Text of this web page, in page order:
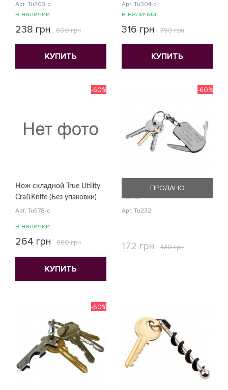
Арт. Tu303-c
в наличии
238 грн 600 грн
КУПИТЬ
Арт. Tu304-c
в наличии
316 грн 790 грн
КУПИТЬ
Нож складной True Utility
CraftKnife (Без упаковки)
Арт. Tu578-c
-60%
в наличии
264 грн 660 грн
КУПИТЬ
Брелок True Utility TagTool
Tu232
Арт. Tu232
-60%
ПРОДАНО
172 грн 430 грн
-60%